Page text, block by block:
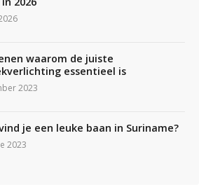
waarom de juiste
essentieel is
2023
je een leuke baan in Suriname?
2023